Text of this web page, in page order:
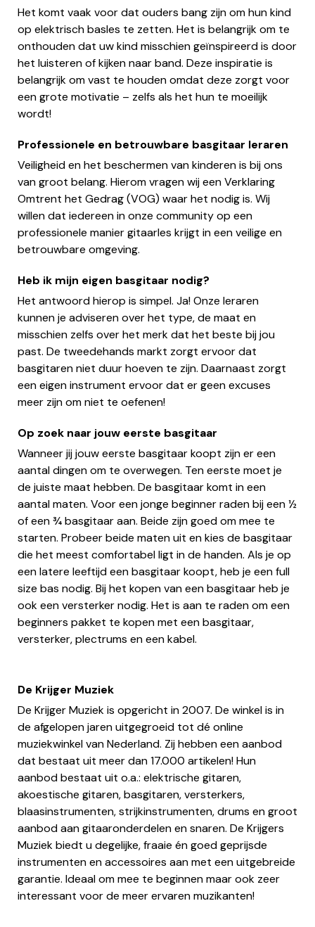
Het komt vaak voor dat ouders bang zijn om hun kind
op elektrisch basles te zetten. Het is belangrijk om te
onthouden dat uw kind misschien geïnspireerd is door
het luisteren of kijken naar band. Deze inspiratie is
belangrijk om vast te houden omdat deze zorgt voor
een grote motivatie – zelfs als het hun te moeilijk
wordt!
Professionele en betrouwbare basgitaar leraren
Veiligheid en het beschermen van kinderen is bij ons
van groot belang. Hierom vragen wij een Verklaring
Omtrent het Gedrag (VOG) waar het nodig is. Wij
willen dat iedereen in onze community op een
professionele manier gitaarles krijgt in een veilige en
betrouwbare omgeving.
Heb ik mijn eigen basgitaar nodig?
Het antwoord hierop is simpel. Ja! Onze leraren
kunnen je adviseren over het type, de maat en
misschien zelfs over het merk dat het beste bij jou
past. De tweedehands markt zorgt ervoor dat
basgitaren niet duur hoeven te zijn. Daarnaast zorgt
een eigen instrument ervoor dat er geen excuses
meer zijn om niet te oefenen!
Op zoek naar jouw eerste basgitaar
Wanneer jij jouw eerste basgitaar koopt zijn er een
aantal dingen om te overwegen. Ten eerste moet je
de juiste maat hebben. De basgitaar komt in een
aantal maten. Voor een jonge beginner raden bij een ½
of een ¾ basgitaar aan. Beide zijn goed om mee te
starten. Probeer beide maten uit en kies de basgitaar
die het meest comfortabel ligt in de handen. Als je op
een latere leeftijd een basgitaar koopt, heb je een full
size bas nodig. Bij het kopen van een basgitaar heb je
ook een versterker nodig. Het is aan te raden om een
beginners pakket te kopen met een basgitaar,
versterker, plectrums en een kabel.
De Krijger Muziek
De Krijger Muziek is opgericht in 2007. De winkel is in
de afgelopen jaren uitgegroeid tot dé online
muziekwinkel van Nederland. Zij hebben een aanbod
dat bestaat uit meer dan 17.000 artikelen! Hun
aanbod bestaat uit o.a.: elektrische gitaren,
akoestische gitaren, basgitaren, versterkers,
blaasinstrumenten, strijkinstrumenten, drums en groot
aanbod aan gitaaronderdelen en snaren. De Krijgers
Muziek biedt u degelijke, fraaie én goed geprijsde
instrumenten en accessoires aan met een uitgebreide
garantie. Ideaal om mee te beginnen maar ook zeer
interessant voor de meer ervaren muzikanten!